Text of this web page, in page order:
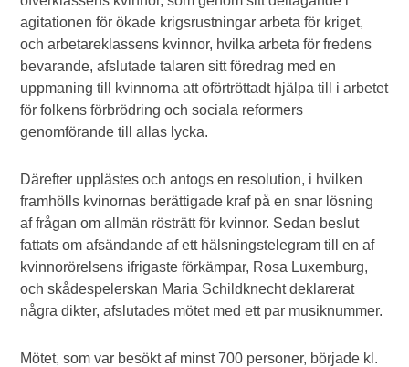
agitationen för ökade krigsrustningar arbeta för kriget,
och arbetareklassens kvinnor, hvilka arbeta för fredens
bevarande, afslutade talaren sitt föredrag med en
uppmaning till kvinnorna att oförtröttadt hjälpa till i arbetet
för folkens förbrödring och sociala reformers
genomförande till allas lycka.
Därefter upplästes och antogs en resolution, i hvilken
framhölls kvinornas berättigade kraf på en snar lösning
af frågan om allmän rösträtt för kvinnor. Sedan beslut
fattats om afsändande af ett hälsningstelegram till en af
kvinnorörelsens ifrigaste förkämpar, Rosa Luxemburg,
och skådespelerskan Maria Schildknecht deklarerat
några dikter, afslutades mötet med ett par musiknummer.
Mötet, som var besökt af minst 700 personer, började kl.